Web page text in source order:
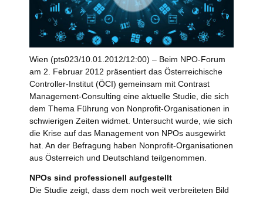
Wien (pts023/10.01.2012/12:00) – Beim NPO-Forum
am 2. Februar 2012 präsentiert das Österreichische
Controller-Institut (ÖCI) gemeinsam mit Contrast
Management-Consulting eine aktuelle Studie, die sich
dem Thema Führung von Nonprofit-Organisationen in
schwierigen Zeiten widmet. Untersucht wurde, wie sich
die Krise auf das Management von NPOs ausgewirkt
hat. An der Befragung haben Nonprofit-Organisationen
aus Österreich und Deutschland teilgenommen.
NPOs sind professionell aufgestellt
Die Studie zeigt, dass dem noch weit verbreiteten Bild